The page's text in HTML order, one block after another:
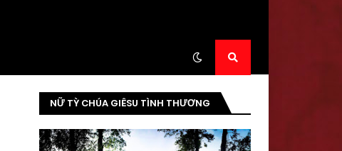
NỮ TỲ CHÚA GIÊSU TÌNH THƯƠNG